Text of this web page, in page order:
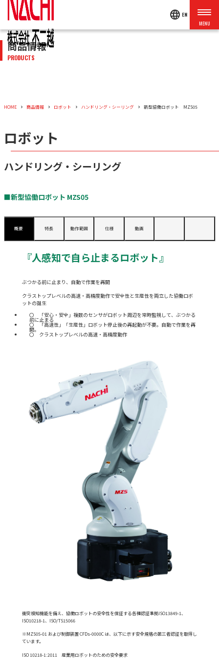
language EN
商品情報
PRODUCTS
HOME 商品情報 ロボット ハンドリング・シーリング 新型協働ロボット MZS05
ロボット
ハンドリング・シーリング
■新型協働ロボット MZS05
概要 特長 動作範囲 仕様 動画
『人感知で自ら止まるロボット』
ぶつかる前に止まり、自動で作業を再開
クラストップレベルの高速・高精度動作で安全性と生産性を両立した協働ロボ
ットの誕生
「安心・安全」複数のセンサがロボット周辺を常時監視して、ぶつかる
前に止まる
「高速性」「生産性」ロボット停止後の再起動が不要。自動で作業を再
開。
クラストップレベルの高速・高精度動作
衝突検知機能を備え、協働ロボットの安全性を保証する各種認証準拠ISO13849-1、
ISO10218-1、ISO/TS15066
※MZS05-01 および制御装置 CFDs-0000C は、以下に示す安全規格の第三者認証を取得し
ています。
ISO 10218-1:2011 産業用ロボットのための安全要求